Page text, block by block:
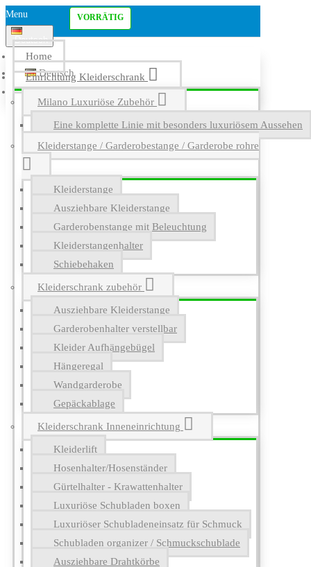
Menu
Deutsch
Deutsch
English
Home
Einrichtung Kleiderschrank
Milano Luxuriöse Zubehör
Eine komplette Linie mit besonders luxuriösem Aussehen
Kleiderstange / Garderobestange / Garderobe rohre
Kleiderstange
Ausziehbare Kleiderstange
Garderobenstange mit Beleuchtung
Kleiderstangenhalter
Schiebehaken
Kleiderschrank zubehör
Ausziehbare Kleiderstange
Garderobenhalter verstellbar
Kleider Aufhängebügel
Hängeregal
Wandgarderobe
Gepäckablage
Kleiderschrank Inneneinrichtung
Kleiderlift
Hosenhalter/Hosenständer
Gürtelhalter - Krawattenhalter
Luxuriöse Schubladen boxen
Luxuriöser Schubladeneinsatz für Schmuck
Schubladen organizer / Schmuckschublade
Ausziehbare Drahtkörbe
VORRÄTIG